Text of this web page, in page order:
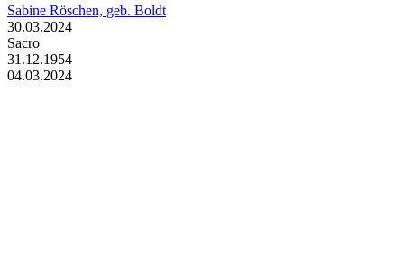
Sabine Röschen, geb. Boldt
30.03.2024
Sacro
31.12.1954
04.03.2024